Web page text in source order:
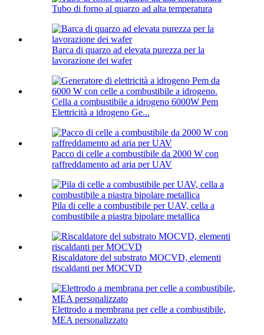
Tubo di forno al quarzo ad alta temperatura
Barca di quarzo ad elevata purezza per la
lavorazione dei wafer
Cella a combustibile a idrogeno 6000W Pem
Elettricità a idrogeno Ge...
Pacco di celle a combustibile da 2000 W con
raffreddamento ad aria per UAV
Pila di celle a combustibile per UAV, cella a
combustibile a piastra bipolare metallica
Riscaldatore del substrato MOCVD, elementi
riscaldanti per MOCVD
Elettrodo a membrana per celle a combustibile,
MEA personalizzato